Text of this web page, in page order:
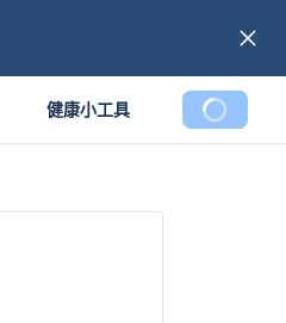
健康小工具